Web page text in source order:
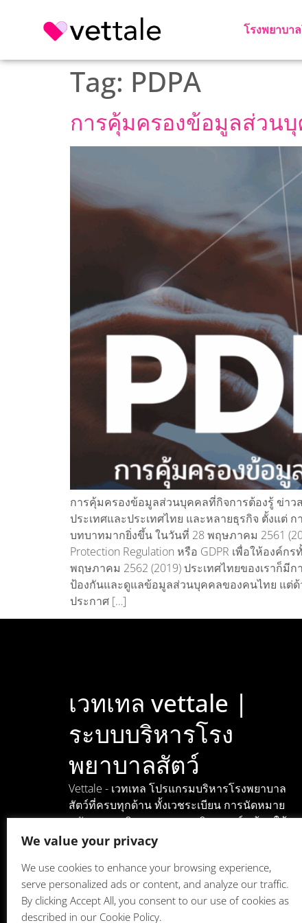
โรงพยาบาล
Tag: PDPA
การคุ้มครองข้อมูลส่วน
การคุ้มครองข้อมูลส่วนบุคคลที่กิจการต้องรู้ ข่าว
ประเทศและประเทศไทย และหลายธุรกิจ ตั้งแต่
บทบาทมากยิ่งขึ้น ในวันที่ 28 พฤษภาคม 2561
Protection Regulation หรือ GDPR เพื่อให้อง
พฤษภาคม 2562 (2019) ประเทศไทยของเราก็มี
ป้องกันและดูแลข้อมูลส่วนบุคคลของคนไทย แต่
ประกาศ […]
เวทเทล vettale |
ระบบบริหารโรง
พยาบาลสัตว์
Vettale - เวทเทล โปรแกรมบริหารโรงพยาบาล
สัตว์ที่ครบทุกด้าน ทั้งเวชระเบียน การนัดหมาย
คลังยา การเงิน และรายงานวิเคราะห์ พร้อมใช้
งานง่าย รองรับทุกขนาดคลินิก เพื่อให้คุณดูแล
©2025 All rights reserved
We value your privacy
We use cookies to enhance your browsing experience,
serve personalized ads or content, and analyze our traffic.
By clicking Accept All, you consent to our use of cookies as
described in our Cookie Policy.